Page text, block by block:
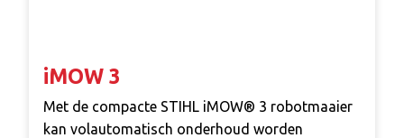
iMOW 3
Met de compacte STIHL iMOW® 3 robotmaaier
kan volautomatisch onderhoud worden